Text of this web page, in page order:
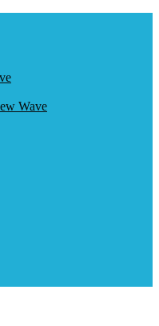
Wave